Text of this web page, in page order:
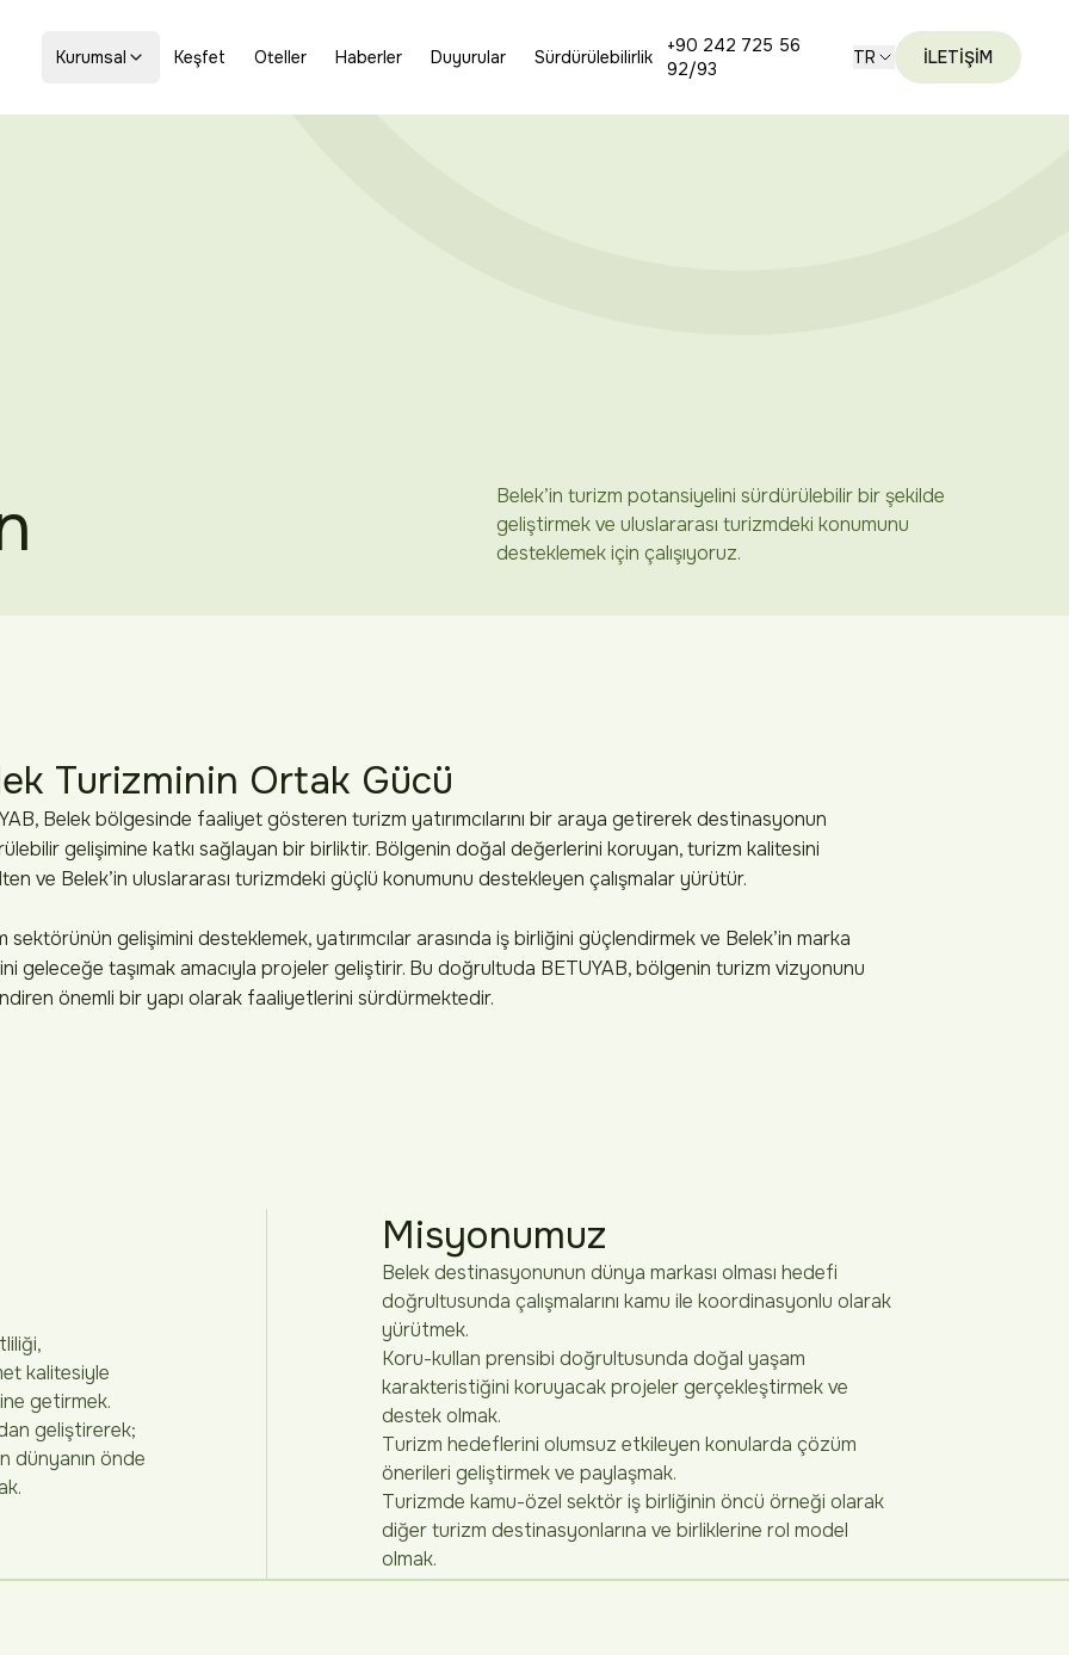
Kurumsal Keşfet Oteller Haberler Duyurular Sürdürülebilirlik
+90 242 725 56
92/93
TR İLETİŞİM
Belek’in turizm potansiyelini sürdürülebilir bir şekilde
geliştirmek ve uluslararası turizmdeki konumunu
desteklemek için çalışıyoruz.
Turizminin Ortak Gücü
Belek bölgesinde faaliyet gösteren turizm yatırımcılarını bir araya getirerek destinasyonun
gelişimine katkı sağlayan bir birliktir. Bölgenin doğal değerlerini koruyan, turizm kalitesini
ve Belek’in uluslararası turizmdeki güçlü konumunu destekleyen çalışmalar yürütür.
sektörünün gelişimini desteklemek, yatırımcılar arasında iş birliğini güçlendirmek ve Belek’in marka
geleceğe taşımak amacıyla projeler geliştirir. Bu doğrultuda BETUYAB, bölgenin turizm vizyonunu
önemli bir yapı olarak faaliyetlerini sürdürmektedir.
kalitesiyle
getirmek.
geliştirerek;
dünyanın önde
Misyonumuz
Belek destinasyonunun dünya markası olması hedefi
doğrultusunda çalışmalarını kamu ile koordinasyonlu olarak
yürütmek.
Koru-kullan prensibi doğrultusunda doğal yaşam
karakteristiğini koruyacak projeler gerçekleştirmek ve
destek olmak.
Turizm hedeflerini olumsuz etkileyen konularda çözüm
önerileri geliştirmek ve paylaşmak.
Turizmde kamu-özel sektör iş birliğinin öncü örneği olarak
diğer turizm destinasyonlarına ve birliklerine rol model
olmak.